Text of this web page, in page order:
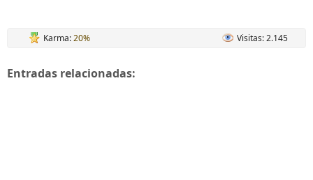
Karma:20% Visitas: 2.145
Entradas relacionadas: